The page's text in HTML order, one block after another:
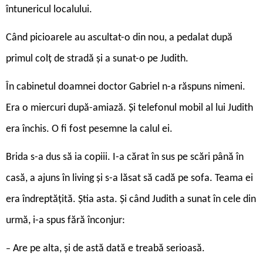
întunericul localului.
Când picioarele au ascultat-o din nou, a pedalat după
primul colț de stradă și a sunat-o pe Judith.
În cabinetul doamnei doctor Gabriel n-a răspuns nimeni.
Era o miercuri după-amiază. Și telefonul mobil al lui Judith
era închis. O fi fost pesemne la calul ei.
Brida s-a dus să ia copiii. I-a cărat în sus pe scări până în
casă, a ajuns în living și s-a lăsat să cadă pe sofa. Teama ei
era îndreptățită. Știa asta. Și când Judith a sunat în cele din
urmă, i-a spus fără înconjur:
– Are pe alta, și de astă dată e treabă serioasă.